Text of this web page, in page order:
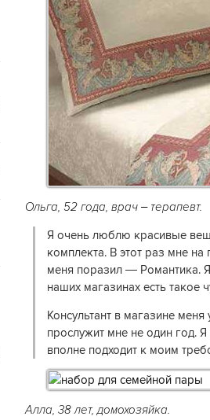
Ольга, 52 года, врач – терапевт.
Я очень люблю красивые
комплекта. В этот раз мне
меня поразил — Романтика. Я
наших магазинах есть такое
Консультант в магазине
прослужит мне не один год.
вполне подходит к моим
Алла, 38 лет, домохозяйка.